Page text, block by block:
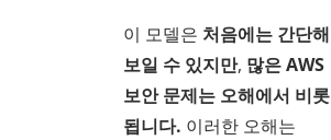
이 모델은 처음에는 간단해
보일 수 있지만, 많은 AWS
보안 문제는 오해에서 비롯
됩니다. 이러한 오해는